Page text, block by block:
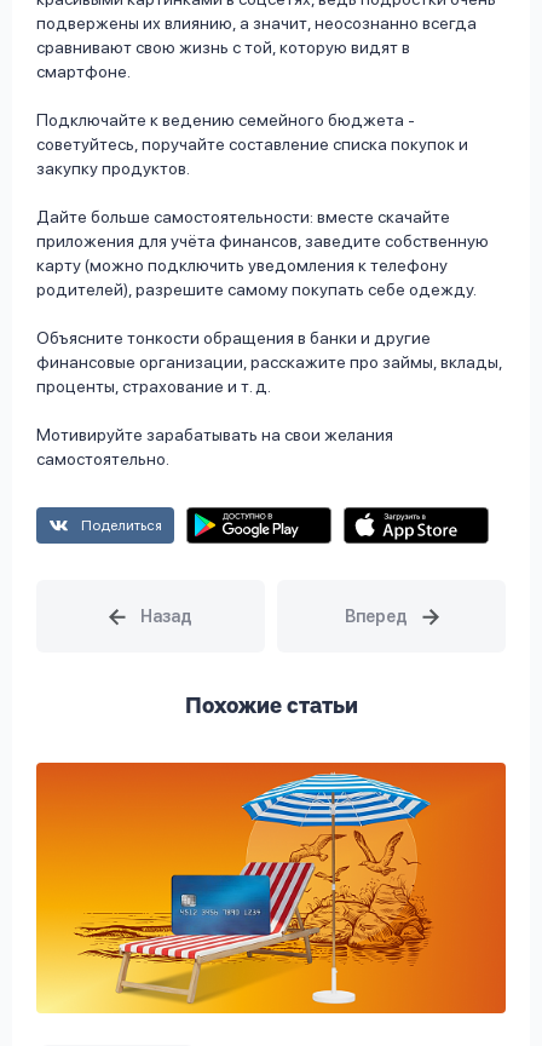
подвержены их влиянию, а значит, неосознанно всегда
сравнивают свою жизнь с той, которую видят в
смартфоне.
Подключайте к ведению семейного бюджета -
советуйтесь, поручайте составление списка покупок и
закупку продуктов.
Дайте больше самостоятельности: вместе скачайте
приложения для учёта финансов, заведите собственную
карту (можно подключить уведомления к телефону
родителей), разрешите самому покупать себе одежду.
Объясните тонкости обращения в банки и другие
финансовые организации, расскажите про займы, вклады,
проценты, страхование и т. д.
Мотивируйте зарабатывать на свои желания
самостоятельно.
Поделиться
Похожие статьи